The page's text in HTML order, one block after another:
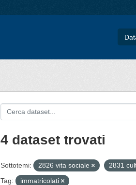
4 dataset trovati
Sottotemi: 2826 vita sociale 2831
Tag:
immatricolati